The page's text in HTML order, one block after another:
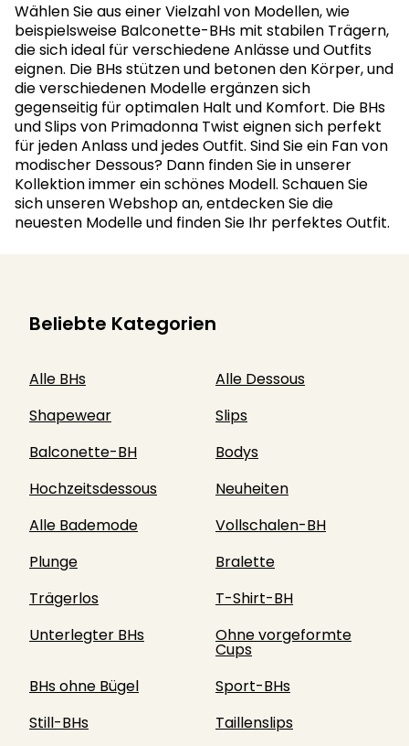
Wählen Sie aus einer Vielzahl von Modellen, wie
beispielsweise Balconette-BHs mit stabilen Trägern,
die sich ideal für verschiedene Anlässe und Outfits
eignen. Die BHs stützen und betonen den Körper, und
die verschiedenen Modelle ergänzen sich
gegenseitig für optimalen Halt und Komfort. Die BHs
und Slips von Primadonna Twist eignen sich perfekt
für jeden Anlass und jedes Outfit. Sind Sie ein Fan von
modischer Dessous? Dann finden Sie in unserer
Kollektion immer ein schönes Modell. Schauen Sie
sich unseren Webshop an, entdecken Sie die
neuesten Modelle und finden Sie Ihr perfektes Outfit.
Beliebte Kategorien
Alle BHs
Alle Dessous
Shapewear
Slips
Balconette-BH
Bodys
Hochzeitsdessous
Neuheiten
Alle Bademode
Vollschalen-BH
Plunge
Bralette
Trägerlos
T-Shirt-BH
Unterlegter BHs
Ohne vorgeformte
Cups
BHs ohne Bügel
Sport-BHs
Still-BHs
Taillenslips